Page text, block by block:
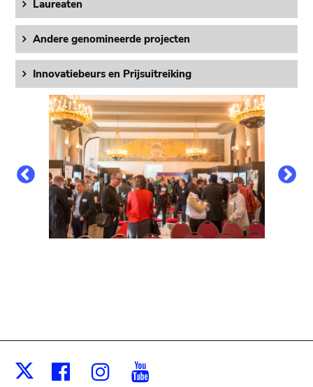
Laureaten
Andere genomineerde projecten
Innovatiebeurs en Prijsuitreiking
FacebookInstagram